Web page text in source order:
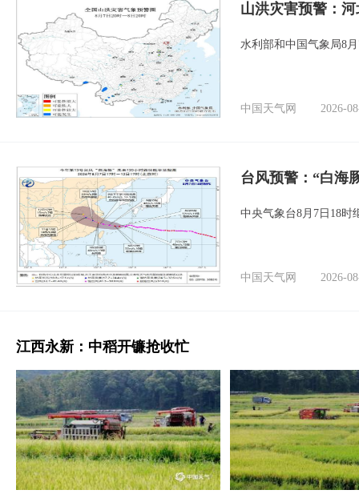
山洪灾害预警：
水利部和中国气象局8
中国天气网 2026-
台风预警：“白海
中央气象台8月7日18时
中国天气网 2026-
江西永新：中稻开镰抢收忙